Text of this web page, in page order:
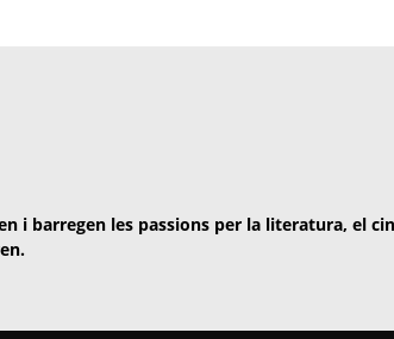
i barregen les passions per la literatura, el